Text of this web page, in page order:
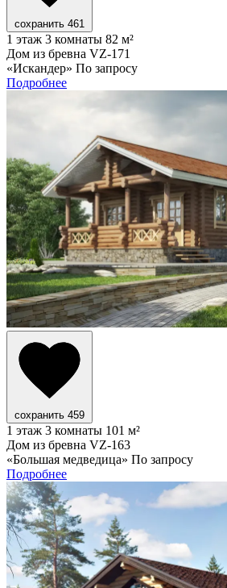
сохранить 461
1 этаж 3 комнаты 82 м²
Дом из бревна VZ-171
«Искандер» По запросу
Подробнее
сохранить 459
1 этаж 3 комнаты 101 м²
Дом из бревна VZ-163
«Большая медведица» По запросу
Подробнее